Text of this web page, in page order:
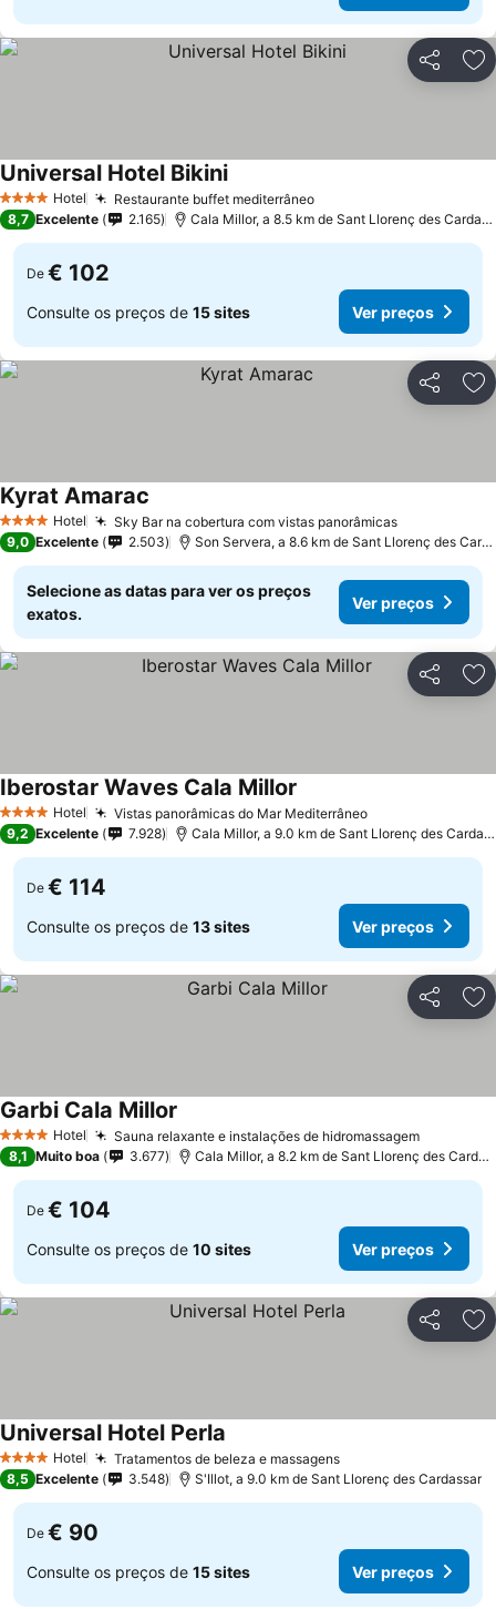
Partilhar
4 EstrelasHotel Restaurante buffet mediterrâneoVer preços
Universal Hotel BikiniVer preços
8,7 Excelente 2.165 Cala Millor, a 8.5 km de Sant Llorenç des
De € 102
Consulte os preços de 15 sites Ver preços
Partilhar
4 EstrelasHotel Sky Bar na cobertura com vistas panorâmicasVer preços
Kyrat Amarac
9,0 Excelente 2.503 Son Servera, a 8.6 km de Sant Llorenç des
Selecione as datas para ver os preços
exatos.
Ver preços
Partilhar
4 EstrelasHotel Vistas panorâmicas do Mar MediterrâneoVer preços
Iberostar Waves Cala Millor
9,2 Excelente 7.928 Cala Millor, a 9.0 km de Sant Llorenç des
De € 114
Consulte os preços de 13 sites Ver preços
Partilhar
4 EstrelasHotel Sauna relaxante e instalações de hidromassagemVer
Garbi Cala Millor
8,1 Muito boa 3.677 Cala Millor, a 8.2 km de Sant Llorenç des
De € 104
Consulte os preços de 10 sites Ver preços
Partilhar
4 EstrelasHotel Tratamentos de beleza e massagensVer preços
Universal Hotel Perla
8,5 Excelente 3.548 S'Illot, a 9.0 km de Sant Llorenç des Cardassar
De € 90
Consulte os preços de 15 sites Ver preços